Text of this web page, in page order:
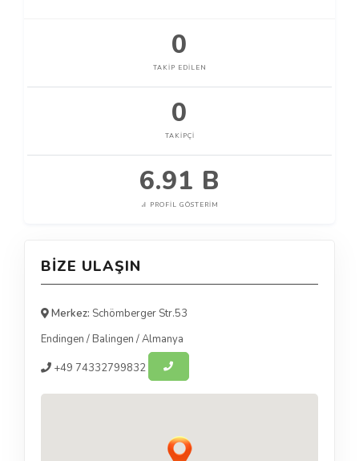
0
TAKIP EDILEN
0
TAKIPÇI
6.91 B
PROFIL GÖSTERIM
BIZE ULAŞIN
Merkez: Schömberger Str.53
Endingen / Balingen /Almanya
+49 74332799832